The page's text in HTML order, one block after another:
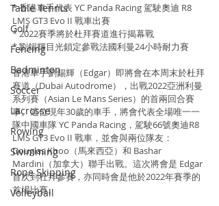
Table Tennis
Golf
Fencing
Badminton
Soccer
Lacrosse
Rowing
Swimming
Rope Skipping
Volleyball
* 香港車手代表 YC Panda Racing 駕駛奧迪 R8
LMS GT3 Evo II 戰車出賽
* 2022賽季將於杜拜賽道進行揭幕戰
* 劉錫輝目光鎖定參戰法國利曼24小時耐力賽
香港車手劉錫輝（Edgar）即將會在本周末於杜拜
賽道（Dubai Autodrome），出戰2022亞洲利曼
系列賽（Asian Le Mans Series）的首兩回合賽
事。這位現年30歲的車手，將會代表全場唯一一
隊中國車隊 YC Panda Racing，駕駛66號奧迪R8
LMS GT3 Evo II 戰車，並會與兩位隊友：
Douglas Khoo（馬來西亞）和 Bashar
Mardini（加拿大）聯手出戰。這次將會是 Edgar
首次到杜拜參賽，亦同時會是他於2022年賽季的
首場比賽。